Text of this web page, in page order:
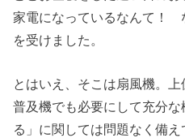
家電になっているなんて！
を受けました。
とはいえ、そこは扇風機。上
普及機でも必要にして充分
る」に関しては問題なく備え